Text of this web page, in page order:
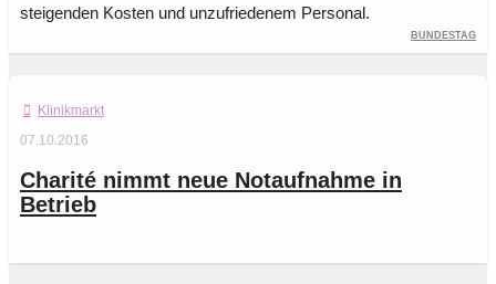
steigenden Kosten und unzufriedenem Personal.
Bundestag
Klinikmarkt
07.10.2016
Charité nimmt neue Notaufnahme in
Betrieb